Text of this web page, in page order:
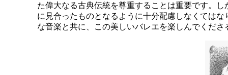
た偉大なる古典伝統を尊重することは重要です。
に見合ったものとなるように十分配慮しなくては
な音楽と共に、この美しいバレエを楽しんでくだ